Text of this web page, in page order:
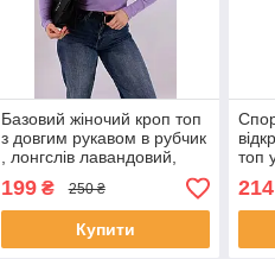
Базовий жіночий кроп топ
з довгим рукавом в рубчик
, лонгслів лавандовий,
розмір S-M
199₴ 250 ₴
Купити
топ
S/M
214